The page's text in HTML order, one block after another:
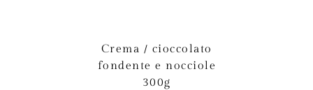
Crema / cioccolato
fondente e nocciole
300g